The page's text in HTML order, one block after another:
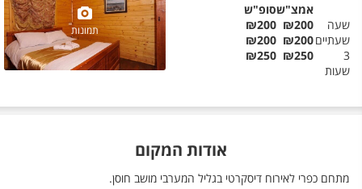
תמונות
אמצ"שסופ"ש
שעה
₪200
₪200
שעתיים₪200
₪200
3
שעות
₪250
₪250
אודות המקום
מתחם כפרי לאירוח דיסקרטי בגליל המערבי מושב חוסן.